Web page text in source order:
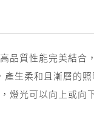
質性能完美結合
生柔和且漸層的照
光可以向上或向